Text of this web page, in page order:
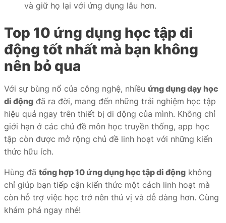
và giữ họ lại với ứng dụng lâu hơn.
Top 10 ứng dụng học tập di
động tốt nhất mà bạn không
nên bỏ qua
Với sự bùng nổ của công nghệ, nhiều ứng dụng dạy học
di động đã ra đời, mang đến những trải nghiệm học tập
hiệu quả ngay trên thiết bị di động của mình. Không chỉ
giới hạn ở các chủ đề môn học truyền thống, app học
tập còn được mở rộng chủ đề linh hoạt với những kiến
thức hữu ích.
Hùng đã tổng hợp 10 ứng dụng học tập di động không
chỉ giúp bạn tiếp cận kiến thức một cách linh hoạt mà
còn hỗ trợ việc học trở nên thú vị và dễ dàng hơn. Cùng
khám phá ngay nhé!